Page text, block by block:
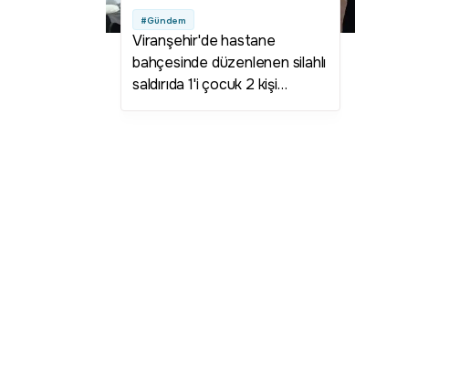
#Gündem
Viranşehir'de hastane
bahçesinde düzenlenen silahlı
saldırıda 1'i çocuk 2 kişi